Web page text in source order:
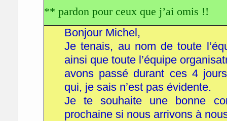
** pardon pour ceux que j’ai omis !!
Bonjour Michel,
Je tenais, au nom de toute
ainsi que toute l’équipe
avons passé durant ces 4
qui, je sais n’est pas évidente.
Je te souhaite une bonne
prochaine si nous arrivons à